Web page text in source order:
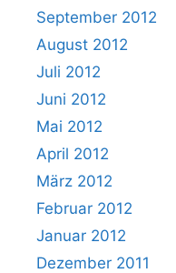
September 2012
August 2012
Juli 2012
Juni 2012
Mai 2012
April 2012
März 2012
Februar 2012
Januar 2012
Dezember 2011